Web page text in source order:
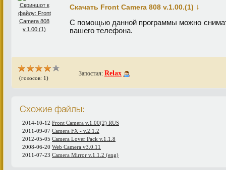
Скачать Front Camera 808 v.1.00.(1) ↓
С помощью данной программы можно
вашего телефона.
(голосов: 1)
Запостил: Relax
Схожие файлы:
2014-10-12 Front Camera v.1.00(2) RUS
2011-09-07 Camera FX - v.2.1.2
2012-05-05 Camera Lover Pack v.1.1.8
2008-06-20 Web Camera v3.0.11
2011-07-23 Camera Mirror v.1.1.2 (eng)